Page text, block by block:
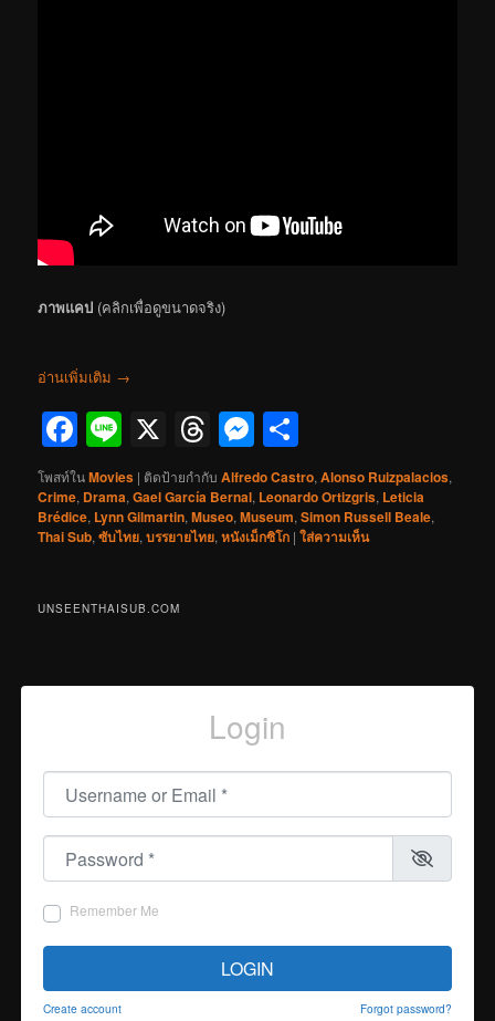
ภาพแคป (คลิกเพื่อดูขนาดจริง)
อ่านเพิ่มเติม →
Facebook
Line
X Threads
Messenger
โพสท์ในMovies | ติดป้ายกำกับ Alfredo Castro,Alonso Ruizpalacios,
Crime, Drama,Gael García Bernal, Leonardo Ortizgris, Leticia
Brédice, Lynn Gilmartin,Museo,Museum,Simon Russell Beale,
Thai Sub,ซับไทย,บรรยายไทย,หนังเม็กซิโก |ใส่ความเห็น
UNSEENTHAISUB.COM
Login
Username or Email
Password
Remember Me
LOGIN
Create account Forgot password?